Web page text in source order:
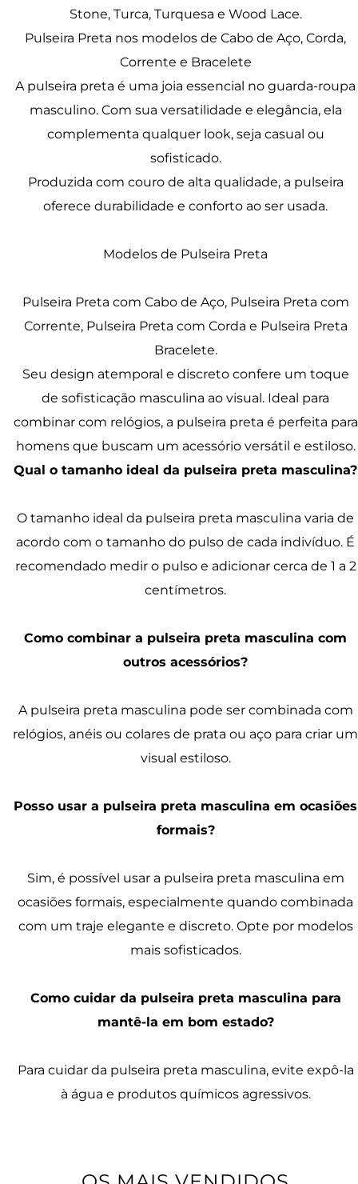
Stone, Turca, Turquesa e Wood Lace.
Pulseira Preta nos modelos de Cabo de Aço, Corda,
Corrente e Bracelete
A pulseira preta é uma joia essencial no guarda-roupa
masculino. Com sua versatilidade e elegância, ela
complementa qualquer look, seja casual ou
sofisticado.
Produzida com couro de alta qualidade, a pulseira
oferece durabilidade e conforto ao ser usada.
Modelos de Pulseira Preta
Pulseira Preta com Cabo de Aço, Pulseira Preta com
Corrente, Pulseira Preta com Corda e Pulseira Preta
Bracelete.
Seu design atemporal e discreto confere um toque
de sofisticação masculina ao visual. Ideal para
combinar com relógios, a pulseira preta é perfeita para
homens que buscam um acessório versátil e estiloso.
Qual o tamanho ideal da pulseira preta masculina?
O tamanho ideal da pulseira preta masculina varia de
acordo com o tamanho do pulso de cada indivíduo. É
recomendado medir o pulso e adicionar cerca de 1 a 2
centímetros.
Como combinar a pulseira preta masculina com
outros acessórios?
A pulseira preta masculina pode ser combinada com
relógios, anéis ou colares de prata ou aço para criar um
visual estiloso.
Posso usar a pulseira preta masculina em ocasiões
formais?
Sim, é possível usar a pulseira preta masculina em
ocasiões formais, especialmente quando combinada
com um traje elegante e discreto. Opte por modelos
mais sofisticados.
Como cuidar da pulseira preta masculina para
mantê-la em bom estado?
Para cuidar da pulseira preta masculina, evite expô-la
à água e produtos químicos agressivos.